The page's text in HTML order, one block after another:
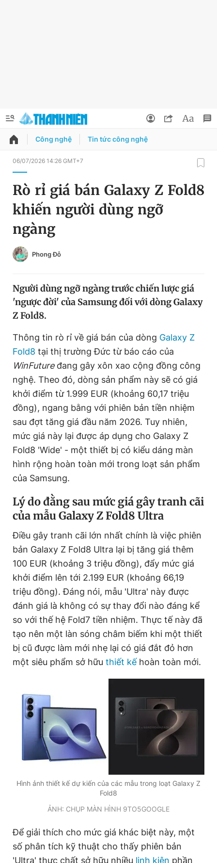
QUẢNG CÁO ĐẶT BÁO
Chuyên mục
Chuyên mục khác
Chào ngày mới
Video Magazine
Sản phẩm khác
Tiện ích Bạn cần biết
Thông tin tòa soạn Liên hệ quảng cáo
Đọc Thanh Niên trên điện thoại
Hotline
0906 645 777
Liên hệ quảng cáo
0908 780 404
Đặt báo Quảng cáo RSS Tòa soạn Chính sách bảo
Tổng biên tập: Nguyễn Ngọc Toàn
Phó tổng biên tập thường trực: Hải Thành
Phó tổng biên tập: Lâm Hiếu Dũng
Phó tổng biên tập: Trần Việt Hưng
Tổng thư ký tòa soạn: Đức Trung
Giấy phép xuất bản số 110/GP - BTTTT cấp ngày 24.3.2020
chép dưới mọi hình thức nếu không có sự chấp thuận bằng văn
Đổi mật khẩu
Tin đã lưu
Tin đã xem
Công nghệ Tin tức công nghệ
06/07/2026 14:26 GMT+7
Rò rỉ giá bán Galaxy Z Fold8
khiến người dùng ngỡ
ngàng
Phong Đỗ
Người dùng ngỡ ngàng trước chiến lược giá
'ngược đời' của Samsung đối với dòng Galaxy
Z Fold8.
Thông tin rò rỉ về giá bán của dòng Galaxy Z
Fold8 tại thị trường Đức từ báo cáo của
WinFutuređang gây xôn xao cộng đồng công
nghệ. Theo đó, dòng sản phẩm này sẽ có giá
khởi điểm từ 1.999 EUR (khoảng 60,17 triệu
đồng), ngang bằng với phiên bản tiền nhiệm
sau đợt tăng giá đầu năm 2026. Tuy nhiên,
mức giá này lại được áp dụng cho Galaxy Z
Fold8 'Wide' - một thiết bị có kiểu dáng màn
hình rộng hoàn toàn mới trong loạt sản phẩm
của Samsung.
Lý do đằng sau mức giá gây tranh cãi
của mẫu Galaxy Z Fold8 Ultra
Điều gây tranh cãi lớn nhất chính là việc phiên
bản Galaxy Z Fold8 Ultra lại bị tăng giá thêm
100 EUR (khoảng 3 triệu đồng), đẩy mức giá
khởi điểm lên tới 2.199 EUR (khoảng 66,19
triệu đồng). Đáng nói, mẫu 'Ultra' này được
đánh giá là không có sự thay đổi nào đáng kể
so với thế hệ Fold7 tiền nhiệm. Thực tế này đã
tạo nên một làn sóng châm biếm khi một thiết
bị cũ được làm mới nhẹ lại có giá đắt đỏ hơn
một siêu phẩm sở hữu thiết kế hoàn toàn mới.
Hình ảnh thiết kế dự kiến của các mẫu trong loạt Galaxy Z
Fold8
ẢNH: CHỤP MÀN HÌNH 9TO5GOOGLE
Để giải thích cho mức giá khác biệt này, một
số phân tích kỹ thuật cho thấy phiên bản
'Ultra' thực chất sở hữu nhiều linh kiện phần